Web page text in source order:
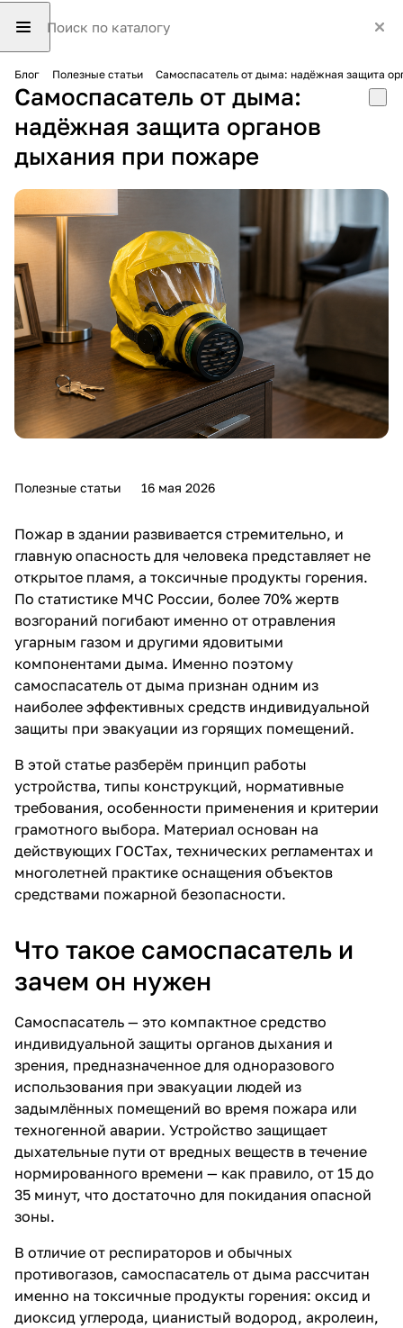
Блог Полезные статьи Самоспасатель от дыма: надёжная защита
Самоспасатель от дыма:
надёжная защита органов
дыхания при пожаре
Полезные статьи 16 мая 2026
Пожар в здании развивается стремительно, и
главную опасность для человека представляет не
открытое пламя, а токсичные продукты горения.
По статистике МЧС России, более 70% жертв
возгораний погибают именно от отравления
угарным газом и другими ядовитыми
компонентами дыма. Именно поэтому
самоспасатель от дыма признан одним из
наиболее эффективных средств индивидуальной
защиты при эвакуации из горящих помещений.
В этой статье разберём принцип работы
устройства, типы конструкций, нормативные
требования, особенности применения и критерии
грамотного выбора. Материал основан на
действующих ГОСТах, технических регламентах и
многолетней практике оснащения объектов
средствами пожарной безопасности.
Что такое самоспасатель и
зачем он нужен
Самоспасатель — это компактное средство
индивидуальной защиты органов дыхания и
зрения, предназначенное для одноразового
использования при эвакуации людей из
задымлённых помещений во время пожара или
техногенной аварии. Устройство защищает
дыхательные пути от вредных веществ в течение
нормированного времени — как правило, от 15 до
35 минут, что достаточно для покидания опасной
зоны.
В отличие от респираторов и обычных
противогазов, самоспасатель от дыма рассчитан
именно на токсичные продукты горения: оксид и
диоксид углерода, цианистый водород, акролеин,